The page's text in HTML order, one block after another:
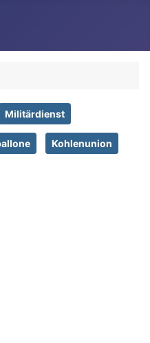
Militärdienst
Kohlenunion